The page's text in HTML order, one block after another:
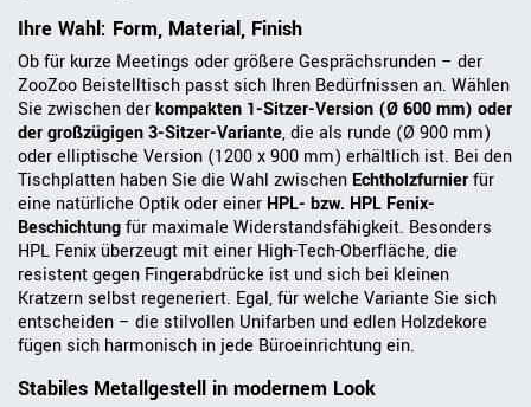
Ihre Wahl: Form, Material, Finish
Ob für kurze Meetings oder größere Gesprächsrunden – der
ZooZoo Beistelltisch passt sich Ihren Bedürfnissen an. Wählen
Sie zwischen derkompakten 1-Sitzer-Version (Ø 600 mm) oder
der großzügigen 3-Sitzer-Variante, die als runde (Ø 900 mm)
oder elliptische Version (1200 x 900 mm) erhältlich ist. Bei den
Tischplatten haben Sie die Wahl zwischen Echtholzfurnierfür
eine natürliche Optik oder einer HPL- bzw. HPL Fenix-
Beschichtungfür maximale Widerstandsfähigkeit. Besonders
HPL Fenix überzeugt mit einer High-Tech-Oberfläche, die
resistent gegen Fingerabdrücke ist und sich bei kleinen
Kratzern selbst regeneriert. Egal, für welche Variante Sie sich
entscheiden – die stilvollen Unifarben und edlen Holzdekore
fügen sich harmonisch in jede Büroeinrichtung ein.
Stabiles Metallgestell in modernem Look